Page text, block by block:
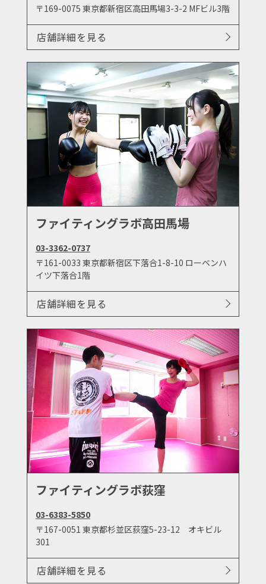
〒169-0075 東京都新宿区高田馬場3-3-2 MFビル3階
店舗詳細を見る
ファイティングラボ高田馬場
03-3362-0737
〒161-0033 東京都新宿区下落合1-8-10 ローベンハ
イツ下落合1階
店舗詳細を見る
ファイティングラボ荻窪
03-6383-5850
〒167-0051 東京都杉並区荻窪5-23-12 オキビル
301
店舗詳細を見る